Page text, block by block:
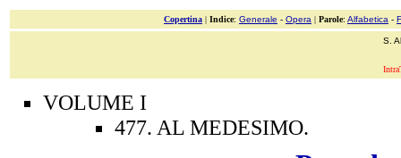
Copertina | Indice: Generale - Opera | Parole: Alfabetica -
S.
VOLUME I
477. AL MEDESIMO.